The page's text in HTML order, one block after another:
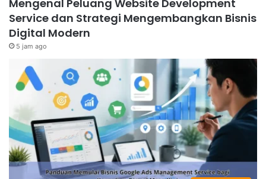
Mengenal Peluang Website Development
Service dan Strategi Mengembangkan Bisnis
Digital Modern
5 jam ago